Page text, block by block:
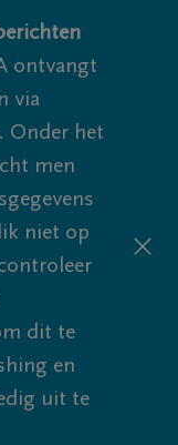
ontvangt
via
Onder het
men
niet op
dit te
en
uit te